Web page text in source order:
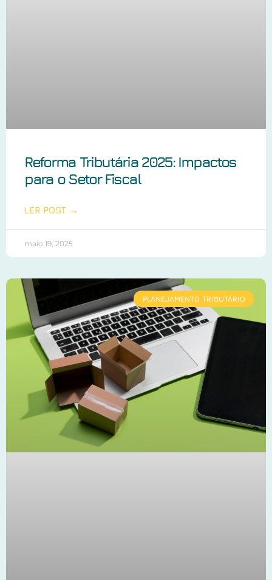
Reforma Tributária 2025: Impactos
para o Setor Fiscal
LER POST →
maio 19, 2025
PLANEJAMENTO TRIBUTÁRIO